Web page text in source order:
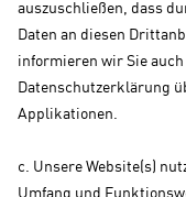
auszuschließen, dass
Daten an diesen
informieren wir Sie
Datenschutzerklärung
Applikationen.
c. Unsere Website(s)
Umfang und